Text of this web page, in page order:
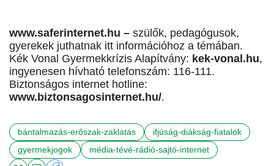
www.saferinternet.hu – szülők, pedagógusok,
gyerekek juthatnak itt információhoz a témában.
Kék Vonal Gyermekkrízis Alapítvány: kek-vonal.hu,
ingyenesen hívható telefonszám: 116-111.
Biztonságos internet hotline:
www.biztonsagosinternet.hu/.
bántalmazás-erőszak-zaklatás
ifjúság-diákság-fiatalok
gyermekjogok
média-tévé-rádió-sajtó-internet